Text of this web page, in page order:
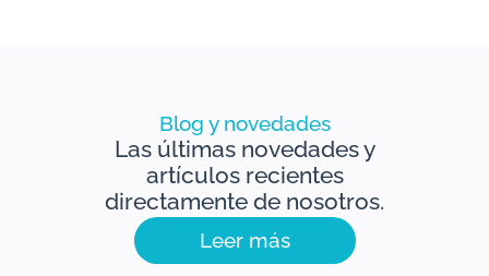
Blog y novedades
Las últimas novedades y
artículos recientes
directamente de nosotros.
Leer más